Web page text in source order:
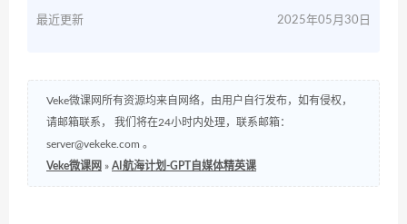
最近更新 2025年05月30日
Veke微课网所有资源均来自网络，由用户自行发布，如有侵权，
请邮箱联系， 我们将在24小时内处理，联系邮箱：
server@vekeke.com 。
Veke微课网 » AI航海计划-GPT自媒体精英课